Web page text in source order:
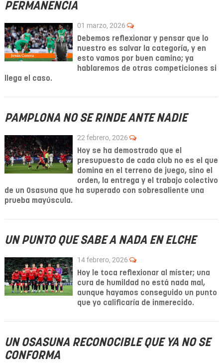
PERMANENCIA
01 marzo, 2026
Debemos reflexionar y pensar que lo
nuestro es salvar la categoría, y en
esto vamos por buen camino; ya
hablaremos de otras competiciones si
llega el caso.
PAMPLONA NO SE RINDE ANTE NADIE
22 febrero, 2026
Hoy se ha demostrado que el
presupuesto de cada club no es el que
domina en el terreno de juego, sino el
orden, la entrega y el trabajo colectivo
de un Osasuna que ha superado con sobresaliente una
prueba mayúscula.
UN PUNTO QUE SABE A NADA EN ELCHE
14 febrero, 2026
Hoy le toca reflexionar al míster; una
cura de humildad no está nada mal,
aunque hayamos conseguido un punto
que yo calificaría de inmerecido.
UN OSASUNA RECONOCIBLE QUE YA NO SE
CONFORMA